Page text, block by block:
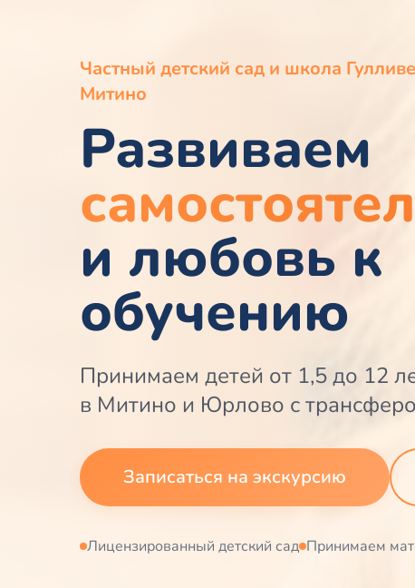
Частный детский сад и школа
Митино
Развиваем
и любовь к
обучению
Принимаем детей от 1,5 до 12
в Митино и Юрлово с
Записаться на экскурсию
Лицензированный детский сад Принимаем